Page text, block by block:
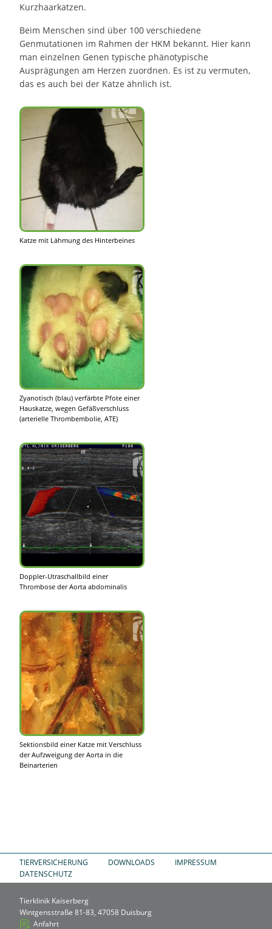
Kurzhaarkatzen.
Beim Menschen sind über 100 verschiedene
Genmutationen im Rahmen der HKM bekannt. Hier kann
man einzelnen Genen typische phänotypische
Ausprägungen am Herzen zuordnen. Es ist zu vermuten,
das es auch bei der Katze ähnlich ist.
Katze mit Lähmung des Hinterbeines
Zyanotisch (blau) verfärbte Pfote einer
Hauskatze, wegen Gefäßverschluss
(arterielle Thrombembolie, ATE)
Doppler-Utraschallbild einer
Thrombose der Aorta abdominalis
Sektionsbild einer Katze mit Verschluss
der Aufzweigung der Aorta in die
Beinarterien
TIERVERSICHERUNG DOWNLOADS
IMPRESSUM
DATENSCHUTZ
Tierklinik Kaiserberg
Wintgensstraße 81-83, 47058 Duisburg
Anfahrt